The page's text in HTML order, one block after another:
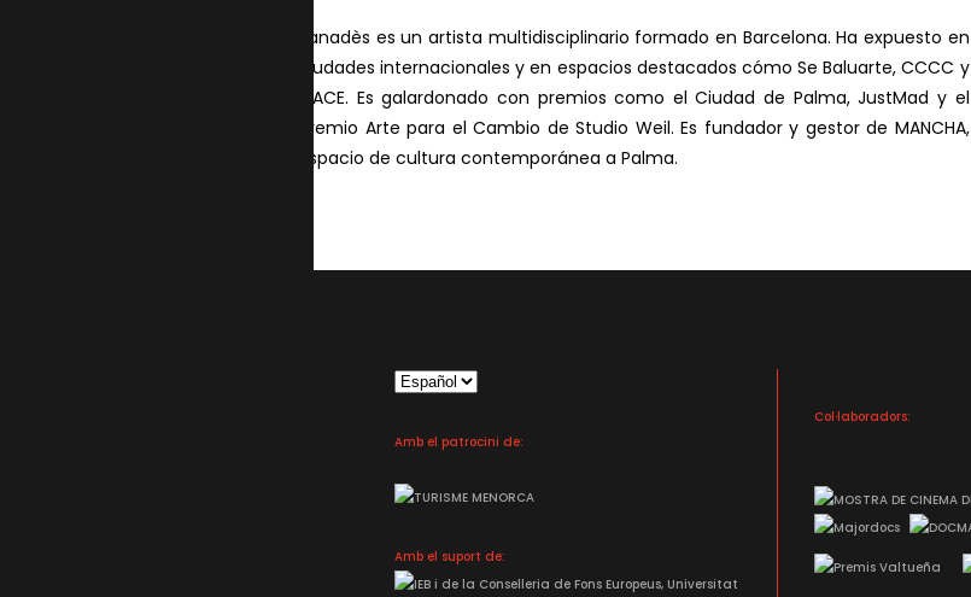
Panadès es un artista multidisciplinario formado en Barcelona. Ha expuesto en
ciudades internacionales y en espacios destacados cómo Se Baluarte, CCCC y
MACE. Es galardonado con premios como el Ciudad de Palma, JustMad y el
premio Arte para el Cambio de Studio Weil. Es fundador y gestor de MANCHA,
espacio de cultura contemporánea a Palma.
Elegir
idioma
Amb el patrocini de:
Amb el suport de:
Col·laboradors: